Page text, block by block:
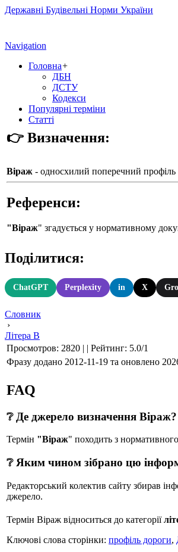
Державні Будівельні Норми України
Navigation
Головна+
ДБН
ДСТУ
Кодекси
Популярні терміни
Статті
👉 Визначення:
Віраж - односхилий поперечний профіль
Референси:
"Віраж" згадується у нормативному
Поділитися:
ChatGPT Perplexity in X
Словник
›
Літера В
Просмотров: 2820 | | Рейтинг: 5.0/1
Фразу додано 2012-11-19 та оновлено
FAQ
❔ Де джерело визначення Віраж?
Термін "Віраж" походить з
❔ Яким чином зібрано цю
Редакторський колектив сайту збирав
джерело.
Термін Віраж відноситься до категорії
Ключові слова сторінки: профіль дороги,